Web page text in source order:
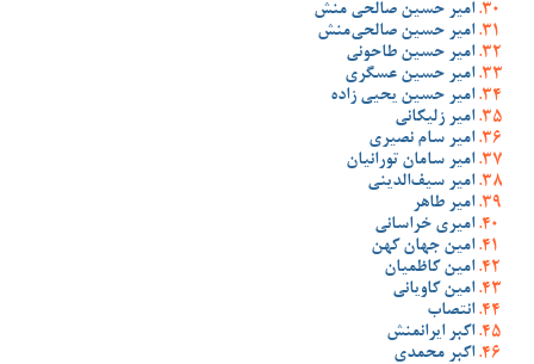
امیر حسین صالحی منش
امیر حسین صالحی‌منش
امیر حسین طاحونی
امیر حسین عسگری
امیر حسین یحیی زاده
امیر زلیکانی
امیر سام نصیری
امیر سامان تورانیان
امیر سیف‌الدینی
امیر طاهر
امیری خراسانی
امین جهان کهن
امین کاظمیان
امین کاویانی
انتصاب
اکبر ایرانمنش
اکبر محمدی